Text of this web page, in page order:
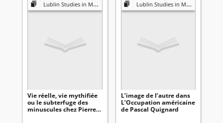
Lublin Studies in Modern Languages and Literature
Vie réelle, vie mythifiée
ou le subterfuge des
minuscules chez Pierre
Lublin Studies in Modern Languages and Literature
L’image de l’autre dans
L’Occupation américaine
de Pascal Quignard